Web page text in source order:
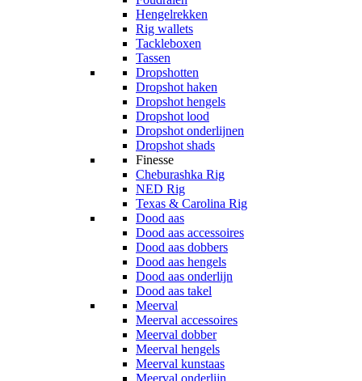
Hengelrekken
Rig wallets
Tackleboxen
Tassen
Dropshotten
Dropshot haken
Dropshot hengels
Dropshot lood
Dropshot onderlijnen
Dropshot shads
Finesse
Cheburashka Rig
NED Rig
Texas & Carolina Rig
Dood aas
Dood aas accessoires
Dood aas dobbers
Dood aas hengels
Dood aas onderlijn
Dood aas takel
Meerval
Meerval accessoires
Meerval dobber
Meerval hengels
Meerval kunstaas
Meerval onderlijn